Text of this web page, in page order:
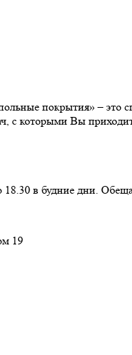
покрытия» –
с которыми Вы
18.30 в будние дни.
19